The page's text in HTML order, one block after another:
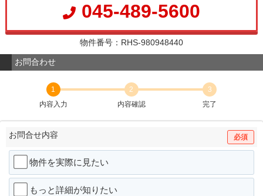
045-489-5600
物件番号：RHS-980948440
お問合わせ
1
内容入力
2
内容確認
3
完了
お問合せ内容 必須
物件を実際に見たい
もっと詳細が知りたい